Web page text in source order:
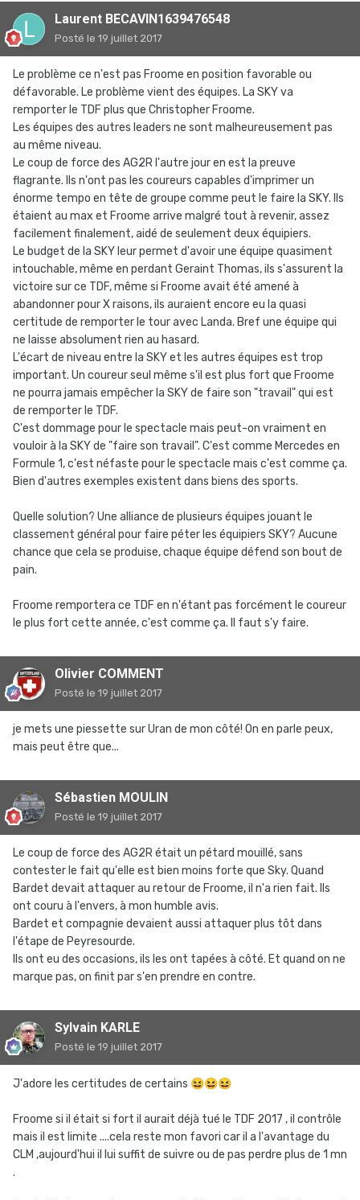
Laurent BECAVIN1639476548
Posté le 19 juillet 2017
Le problème ce n'est pas Froome en position favorable ou
défavorable. Le problème vient des équipes. La SKY va
remporter le TDF plus que Christopher Froome.
Les équipes des autres leaders ne sont malheureusement pas
au même niveau.
Le coup de force des AG2R l'autre jour en est la preuve
flagrante. Ils n'ont pas les coureurs capables d'imprimer un
énorme tempo en tête de groupe comme peut le faire la SKY. Ils
étaient au max et Froome arrive malgré tout à revenir, assez
facilement finalement, aidé de seulement deux équipiers.
Le budget de la SKY leur permet d'avoir une équipe quasiment
intouchable, même en perdant Geraint Thomas, ils s'assurent la
victoire sur ce TDF, même si Froome avait été amené à
abandonner pour X raisons, ils auraient encore eu la quasi
certitude de remporter le tour avec Landa. Bref une équipe qui
ne laisse absolument rien au hasard.
L'écart de niveau entre la SKY et les autres équipes est trop
important. Un coureur seul même s'il est plus fort que Froome
ne pourra jamais empêcher la SKY de faire son "travail" qui est
de remporter le TDF.
C'est dommage pour le spectacle mais peut-on vraiment en
vouloir à la SKY de "faire son travail". C'est comme Mercedes en
Formule 1, c'est néfaste pour le spectacle mais c'est comme ça.
Bien d'autres exemples existent dans biens des sports.
Quelle solution? Une alliance de plusieurs équipes jouant le
classement général pour faire péter les équipiers SKY? Aucune
chance que cela se produise, chaque équipe défend son bout de
pain.
Froome remportera ce TDF en n'étant pas forcément le coureur
le plus fort cette année, c'est comme ça. Il faut s'y faire.
Olivier COMMENT
Posté le 19 juillet 2017
je mets une piessette sur Uran de mon côté! On en parle peux,
mais peut être que...
Sébastien MOULIN
Posté le 19 juillet 2017
Le coup de force des AG2R était un pétard mouillé, sans
contester le fait qu'elle est bien moins forte que Sky. Quand
Bardet devait attaquer au retour de Froome, il n'a rien fait. Ils
ont couru à l'envers, à mon humble avis.
Bardet et compagnie devaient aussi attaquer plus tôt dans
l'étape de Peyresourde.
Ils ont eu des occasions, ils les ont tapées à côté. Et quand on ne
marque pas, on finit par s'en prendre en contre.
Sylvain KARLE
Posté le 19 juillet 2017
J'adore les certitudes de certains 😆😆😆
Froome si il était si fort il aurait déjà tué le TDF 2017 , il contrôle
mais il est limite ....cela reste mon favori car il a l'avantage du
CLM ,aujourd'hui il lui suffit de suivre ou de pas perdre plus de 1 mn
.